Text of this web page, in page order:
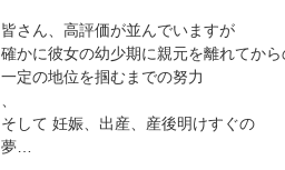
皆さん、高評価が並んでいますが
確かに彼女の幼少期に親元を離れてから
一定の地位を掴むまでの努力
そして 妊娠、出産、産後明けすぐの
夢…